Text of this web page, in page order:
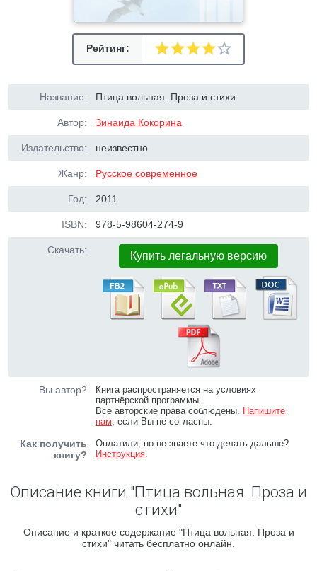
Рейтинг:
Название: Птица вольная. Проза и стихи
Автор: Зинаида Кокорина
Издательство: неизвестно
Жанр: Русское современное
Год: 2011
ISBN: 978-5-98604-274-9
Скачать: Купить легальную версию
Вы автор?
Книга распространяется на условиях
партнёрской программы.
Все авторские права соблюдены. Напишите
нам, если Вы не согласны.
Как получить
книгу?
Оплатили, но не знаете что делать дальше?
Инструкция.
Описание книги "Птица вольная. Проза и
стихи"
Описание и краткое содержание "Птица вольная. Проза и
стихи" читать бесплатно онлайн.